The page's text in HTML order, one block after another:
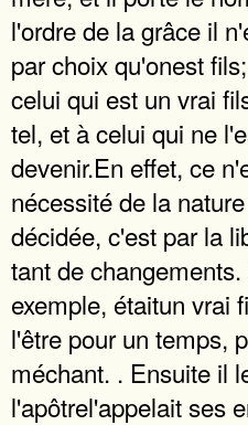
l'ordre de la grâce il
par choix qu'onest
celui qui est un vrai
tel, et à celui qui ne
devenir.En effet, ce
nécessité de la
décidée, c'est par la
tant de
exemple, étaitun vrai
l'être pour un temps,
méchant. . Ensuite il
l'apôtrel'appelait ses